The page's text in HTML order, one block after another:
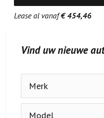
Vind uw nieuwe auto